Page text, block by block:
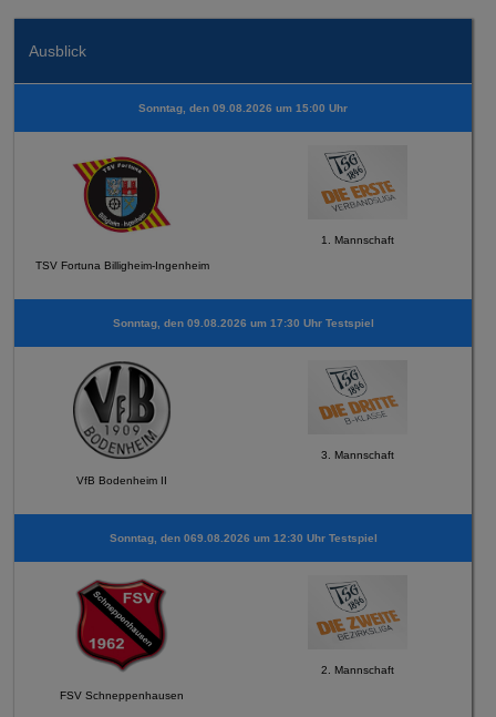
Ausblick
Sonntag, den 09.08.2026 um 15:00 Uhr
TSV Fortuna Billigheim-Ingenheim
1. Mannschaft
Sonntag, den 09.08.2026 um 17:30 Uhr Testspiel
VfB Bodenheim II
3. Mannschaft
Sonntag, den 069.08.2026 um 12:30 Uhr Testspiel
FSV Schneppenhausen
2. Mannschaft